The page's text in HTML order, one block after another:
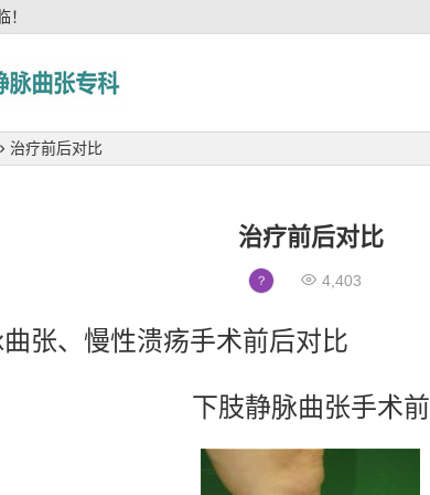
！
治疗前后对比
治疗前后对比
4,403
张、慢性溃疡手术前后对比
下肢静脉曲张手术前